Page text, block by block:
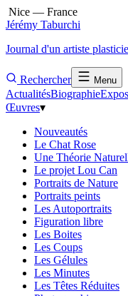
Nice — France
Jérémy Taburchi
Journal d'un artiste
Rechercher Menu
ActualitésBiographie
Œuvres▾
Nouveautés
Le Chat Rose
Une Théorie
Le projet Lou Can
Portraits de Nature
Portraits peints
Les Autoportraits
Figuration libre
Les Boites
Les Coups
Les Gélules
Les Minutes
Les Têtes Réduites